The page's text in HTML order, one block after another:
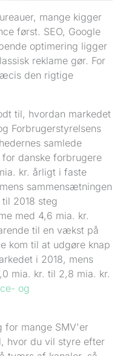
mange kigger
først. SEO, Google
optimering ligger
reklame gør. For
den rigtige
til, hvordan markedet
Forbrugerstyrelsens
samlede
danske forbrugere
kr. årligt i faste
sammensætningen
2018 steg
med 4,6 mia. kr.
til en vækst på
kom til at udgøre knap
i 2018, mens
mia. kr. til 2,8 mia. kr.
og
for mange SMV'er
hvor du vil styre efter